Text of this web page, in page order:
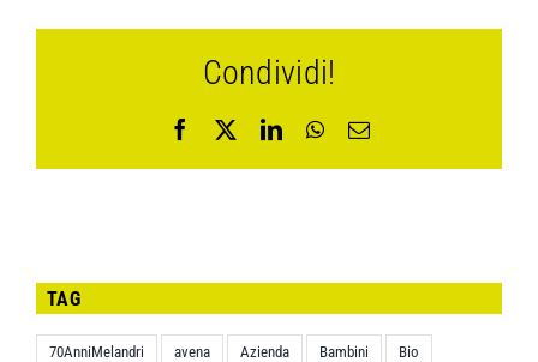
Condividi!
Facebook
X LinkedInWhatsApp
Email
TAG
70AnniMelandri avena Azienda Bambini Bio